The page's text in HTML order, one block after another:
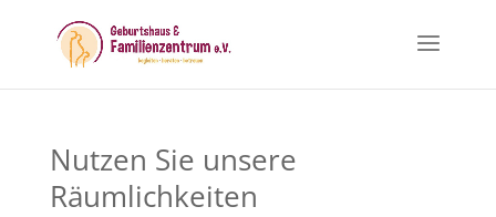
Nutzen Sie unsere
Räumlichkeiten